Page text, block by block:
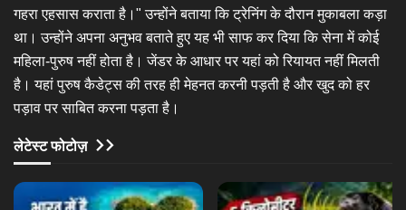
गहरा एहसास कराता है।" उन्होंने बताया कि ट्रेनिंग के दौरान मुकाबला कड़ा
था। उन्होंने अपना अनुभव बताते हुए यह भी साफ कर दिया कि सेना में कोई
महिला-पुरुष नहीं होता है। जेंडर के आधार पर यहां को रियायत नहीं मिलती
है। यहां पुरुष कैडेट्स की तरह ही मेहनत करनी पड़ती है और खुद को हर
पड़ाव पर साबित करना पड़ता है।​
लेटेस्ट फोटोज़